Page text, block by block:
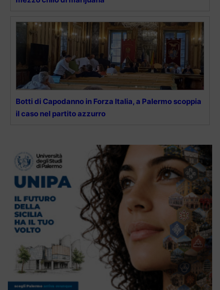
Botti di Capodanno in Forza Italia, a Palermo scoppia
il caso nel partito azzurro